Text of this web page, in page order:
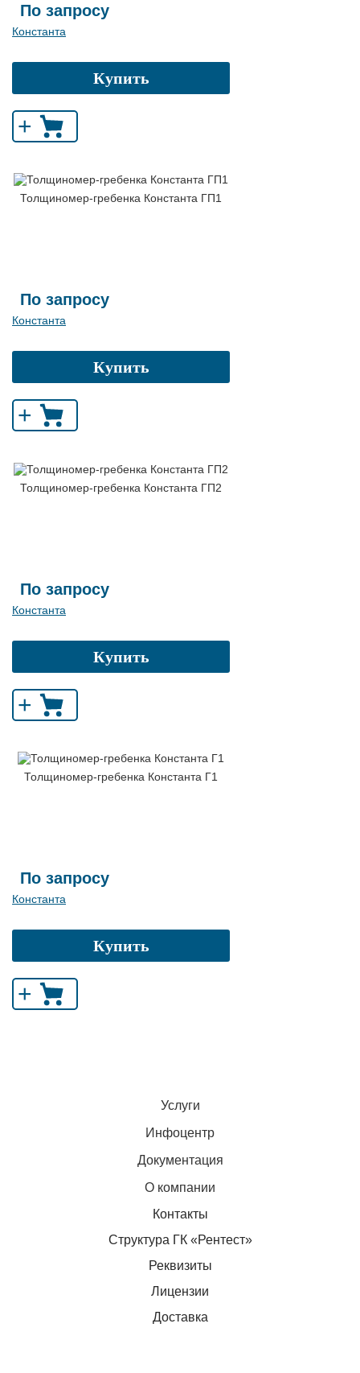
По запросу
Константа
Купить
+
Толщиномер-гребенка Константа ГП1
По запросу
Константа
Купить
+
Толщиномер-гребенка Константа ГП2
По запросу
Константа
Купить
+
Толщиномер-гребенка Константа Г1
По запросу
Константа
Купить
+
Услуги
Инфоцентр
Документация
О компании
Контакты
Структура ГК «Рентест»
Реквизиты
Лицензии
Доставка